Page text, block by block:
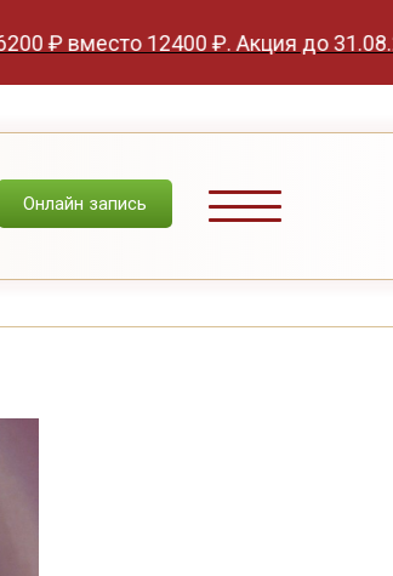
12400 ₽. Акция до 31.08.2026
Онлайн запись